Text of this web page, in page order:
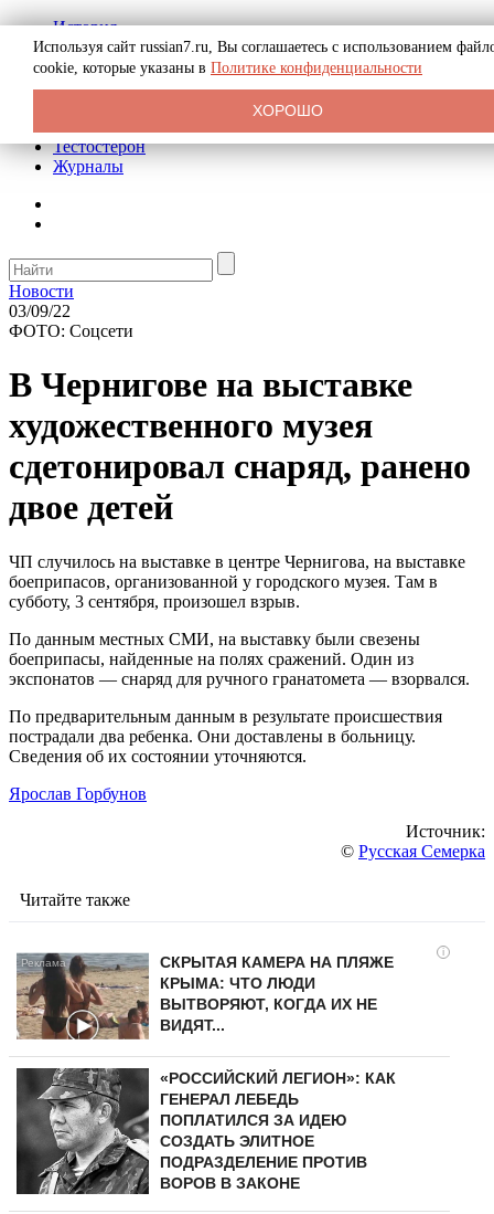
История
Биография
Криминал
Реклама на сайте
Тестостерон
Журналы
Новости
03/09/22
ФОТО: Соцсети
В Чернигове на выставке
художественного музея
сдетонировал снаряд, ранено
двое детей
ЧП случилось на выставке в центре Чернигова, на выставке
боеприпасов, организованной у городского музея. Там в
субботу, 3 сентября, произошел взрыв.
По данным местных СМИ, на выставку были свезены
боеприпасы, найденные на полях сражений. Один из
экспонатов — снаряд для ручного гранатомета — взорвался.
По предварительным данным в результате происшествия
пострадали два ребенка. Они доставлены в больницу.
Сведения об их состоянии уточняются.
Ярослав Горбунов
Источник:
© Русская Семерка
Читайте также
i
СКРЫТАЯ КАМЕРА НА ПЛЯЖЕ
КРЫМА: ЧТО ЛЮДИ
ВЫТВОРЯЮТ, КОГДА ИХ НЕ
ВИДЯТ...
«РОССИЙСКИЙ ЛЕГИОН»: КАК
ГЕНЕРАЛ ЛЕБЕДЬ
ПОПЛАТИЛСЯ ЗА ИДЕЮ
СОЗДАТЬ ЭЛИТНОЕ
ПОДРАЗДЕЛЕНИЕ ПРОТИВ
ВОРОВ В ЗАКОНЕ
Используя сайт russian7.ru, Вы соглашаетесь с использованием
cookie, которые указаны в Политике конфиденциальности
ХОРОШО